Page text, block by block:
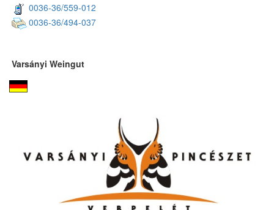
0036-36/559-012
0036-36/494-037
Varsányi Weingut